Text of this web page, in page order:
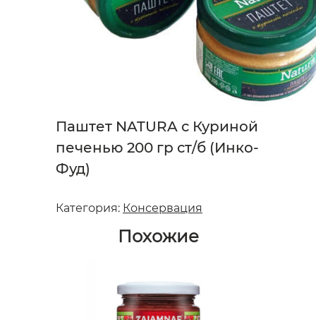
Паштет NATURA с Куриной
печенью 200 гр ст/б (Инко-
Фуд)
Категория: Консервация
Похожие